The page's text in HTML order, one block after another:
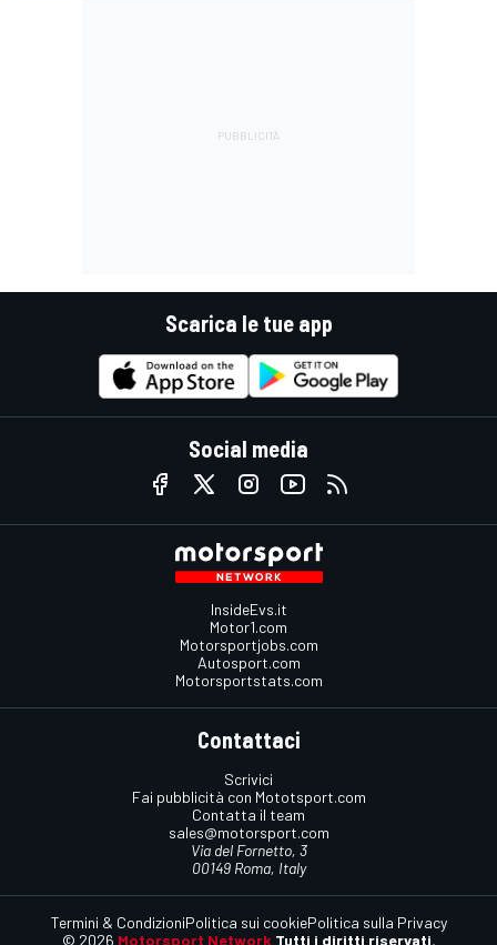
Scarica le tue app
Social media
InsideEvs.it
Motor1.com
Motorsportjobs.com
Autosport.com
Motorsportstats.com
Contattaci
Scrivici
Fai pubblicità con Mototsport.com
Contatta il team
sales@motorsport.com
Via del Fornetto, 3
00149 Roma, Italy
© 2026 Motorsport Network Tutti i diritti riservati.
Termini & CondizioniPolitica sui cookiePolitica sulla Privacy